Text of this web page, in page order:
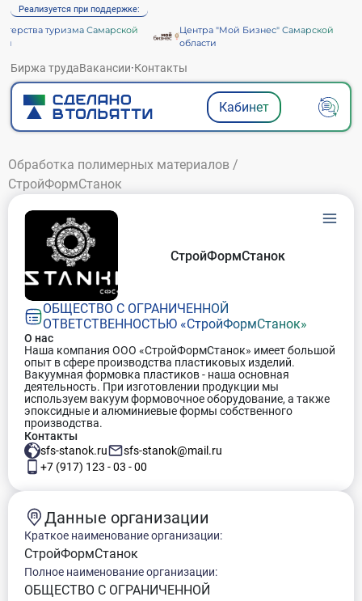
Реализуется при поддержке:
туризма Самарской
Центра "Мой Бизнес" Самарской
области
Биржа трудаВакансии·Контакты
Кабинет
Обработка полимерных материалов /
СтройФормСтанок
ОБЩЕСТВО С ОГРАНИЧЕННОЙ
ОТВЕТСТВЕННОСТЬЮ «СтройФормСтанок»
СтройФормСтанок
О нас
Наша компания ООО «СтройФормСтанок» имеет большой
опыт в сфере производства пластиковых изделий.
Вакуумная формовка пластиков - наша основная
деятельность. При изготовлении продукции мы
используем вакуум формовочное оборудование, а также
эпоксидные и алюминиевые формы собственного
производства.
Контакты
sfs-stanok.ru
sfs-stanok@mail.ru
+7 (917) 123 - 03 - 00
Данные организации
Краткое наименование организации:
СтройФормСтанок
Полное наименование организации:
ОБЩЕСТВО С ОГРАНИЧЕННОЙ